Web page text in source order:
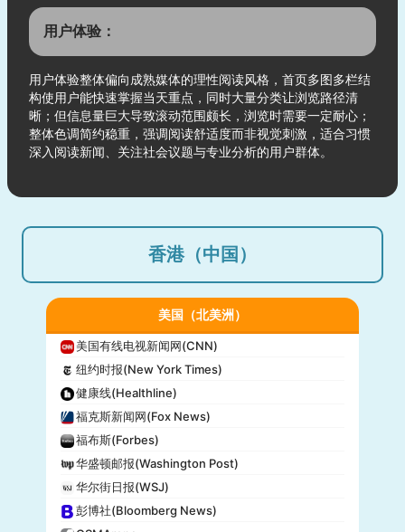
用户体验：
用户体验整体偏向成熟媒体的理性阅读风格，首页多图多栏结
构使用户能快速掌握当天重点，同时大量分类让浏览路径清
晰；但信息量巨大导致滚动范围颇长，浏览时需要一定耐心；
整体色调简约稳重，强调阅读舒适度而非视觉刺激，适合习惯
深入阅读新闻、关注社会议题与专业分析的用户群体。
香港（中国）
美国（北美洲）
美国有线电视新闻网(CNN)
纽约时报(New York Times)
健康线(Healthline)
福克斯新闻网(Fox News)
福布斯(Forbes)
华盛顿邮报(Washington Post)
华尔街日报(WSJ)
彭博社(Bloomberg News)